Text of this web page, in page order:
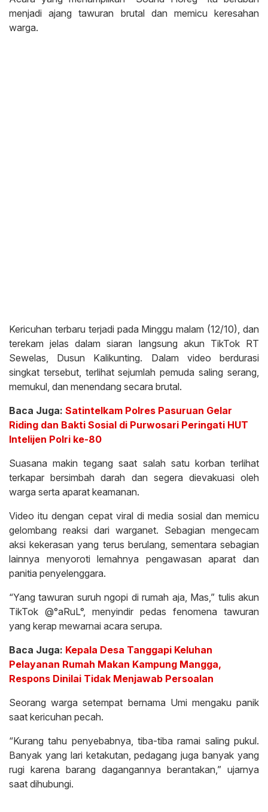
menjadi ajang tawuran brutal dan memicu keresahan
warga.
Kericuhan terbaru terjadi pada Minggu malam (12/10), dan
terekam jelas dalam siaran langsung akun TikTok RT
Sewelas, Dusun Kalikunting. Dalam video berdurasi
singkat tersebut, terlihat sejumlah pemuda saling serang,
memukul, dan menendang secara brutal.
Baca Juga: Satintelkam Polres Pasuruan Gelar
Riding dan Bakti Sosial di Purwosari Peringati HUT
Intelijen Polri ke-80
Suasana makin tegang saat salah satu korban terlihat
terkapar bersimbah darah dan segera dievakuasi oleh
warga serta aparat keamanan.
Video itu dengan cepat viral di media sosial dan memicu
gelombang reaksi dari warganet. Sebagian mengecam
aksi kekerasan yang terus berulang, sementara sebagian
lainnya menyoroti lemahnya pengawasan aparat dan
panitia penyelenggara.
“Yang tawuran suruh ngopi di rumah aja, Mas,” tulis akun
TikTok @°aRuL°, menyindir pedas fenomena tawuran
yang kerap mewarnai acara serupa.
Baca Juga: Kepala Desa Tanggapi Keluhan
Pelayanan Rumah Makan Kampung Mangga,
Respons Dinilai Tidak Menjawab Persoalan
Seorang warga setempat bernama Umi mengaku panik
saat kericuhan pecah.
“Kurang tahu penyebabnya, tiba-tiba ramai saling pukul.
Banyak yang lari ketakutan, pedagang juga banyak yang
rugi karena barang dagangannya berantakan,” ujarnya
saat dihubungi.